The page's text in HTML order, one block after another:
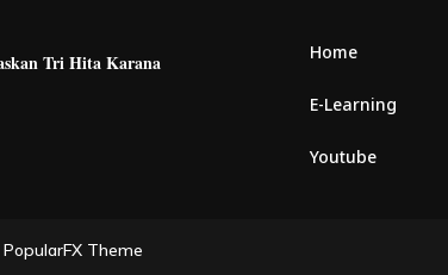
Tri HitaKarana Home
E-Learning
Youtube
PopularFX Theme